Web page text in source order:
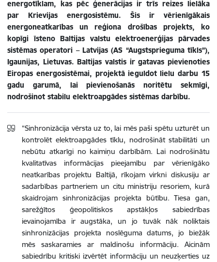
energotīklam, kas pēc ģenerācijas ir trīs reizes lielāka
par Krievijas energosistēmu. Šis ir vērienīgākais
energoneatkarības un reģiona drošības projekts, ko
kopīgi īsteno Baltijas valstu elektroenerģijas pārvades
sistēmas operatori – Latvijas (AS “Augstsprieguma tīkls”),
Igaunijas, Lietuvas. Baltijas valstis ir gatavas pievienoties
Eiropas energosistēmai, projektā ieguldot lielu darbu 15
gadu garumā, lai pievienošanās noritētu sekmīgi,
nodrošinot stabilu elektroapgādes sistēmas darbību.
“Sinhronizācija vērsta uz to, lai mēs paši spētu uzturēt un
kontrolēt elektroapgādes tīklu, nodrošināt stabilitāti un
nebūtu atkarīgi no kaimiņu darbībām. Lai nodrošinātu
kvalitatīvas informācijas pieejamību par vērienīgāko
neatkarības projektu Baltijā, rīkojam virkni diskusiju ar
sadarbības partneriem un citu ministriju resoriem, kurā
skaidrojam sinhronizācijas projekta būtību. Tiesa gan,
sarežģītos ģeopolitiskos apstākļos sabiedrības
ievainojamība ir augstāka, un jo tuvāk nāk noliktais
sinhronizācijas projekta noslēguma datums, jo biežāk
mēs saskaramies ar maldinošu informāciju. Aicinām
sabiedrību kritiski izvērtēt informāciju un neuzķerties uz